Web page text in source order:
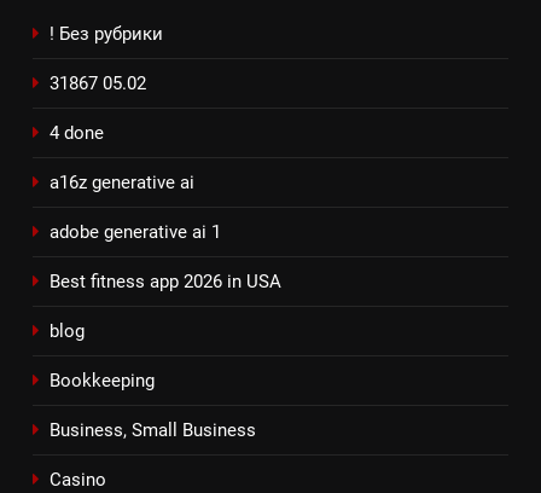
! Без рубрики
31867 05.02
4 done
a16z generative ai
adobe generative ai 1
Best fitness app 2026 in USA
blog
Bookkeeping
Business, Small Business
Casino